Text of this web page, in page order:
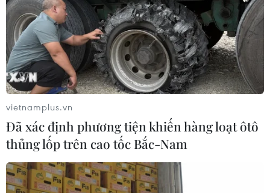
vietnamplus.vn
Đã xác định phương tiện khiến hàng loạt ôtô
thủng lốp trên cao tốc Bắc-Nam